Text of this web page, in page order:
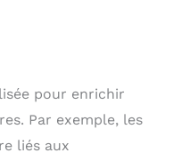
musique en bois est un
excellent choix parmi les
jouets d’apprentissage
également une idée
pour enrichir
Par exemple, les
liés aux